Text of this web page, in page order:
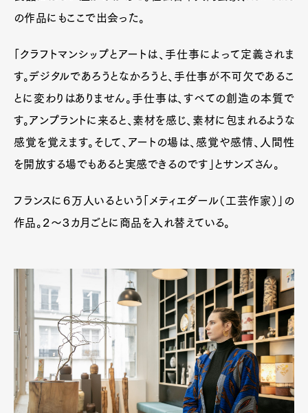
の作品にもここで出会った。
「クラフトマンシップとアートは、手仕事によって定義されま
す。デジタルであろうとなかろうと、手仕事が不可欠であるこ
とに変わりはありません。手仕事は、すべての創造の本質で
す。アンプラントに来ると、素材を感じ、素材に包まれるような
感覚を覚えます。そして、アートの場は、感覚や感情、人間性
を開放する場でもあると実感できるのです」とサンズさん。
フランスに６万人いるという「メティエダール（工芸作家）」の
作品。２〜３カ月ごとに商品を入れ替えている。